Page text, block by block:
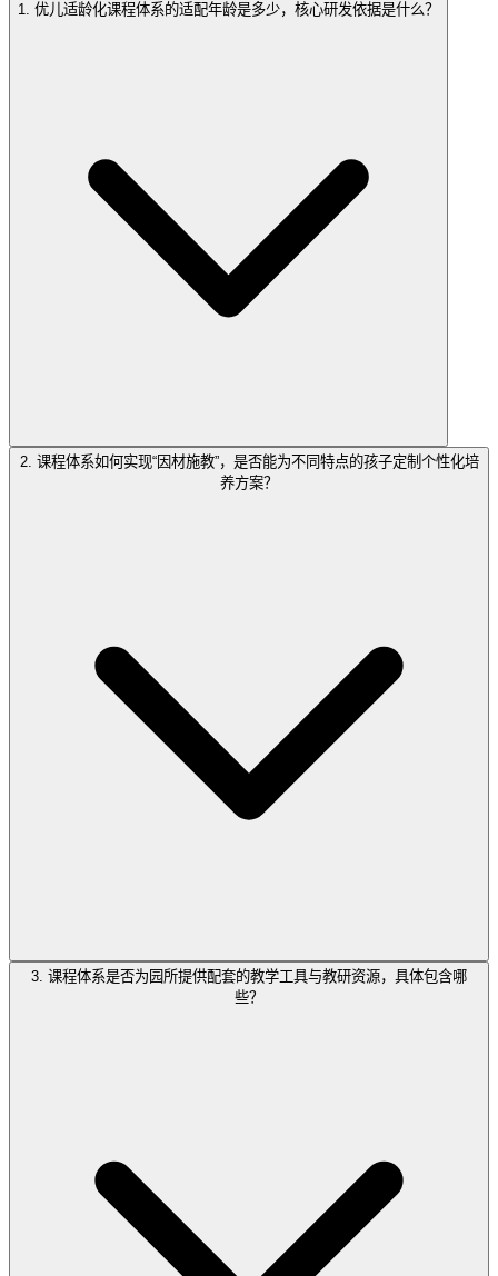
1. 优儿适龄化课程体系的适配年龄是多少，核心研发依据是什么？
2. 课程体系如何实现“因材施教”，是否能为不同特点的孩子定制个性化培
养方案？
3. 课程体系是否为园所提供配套的教学工具与教研资源，具体包含哪
些？